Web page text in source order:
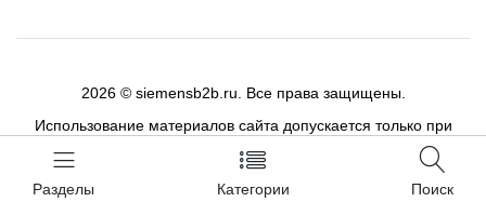
Разделы Категории Поиск
2026 © siemensb2b.ru. Все права защищены.
Использование материалов сайта допускается только при
публикации активной ссылки на цитируемый материал.